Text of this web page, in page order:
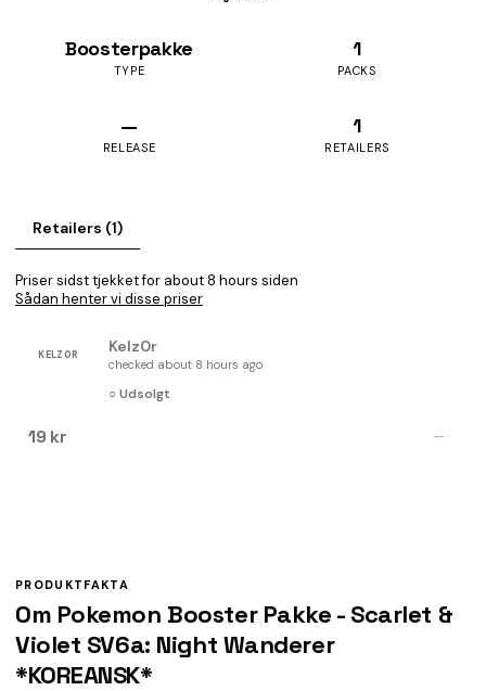
Boosterpakke
TYPE
1
PACKS
—
RELEASE
1
RETAILERS
Retailers (1)
Priser sidst tjekket for about 8 hours siden
Sådan henter vi disse priser
KELZ0R Kelz0r
checked about 8 hours ago
○ Udsolgt
19 kr —
PRODUKTFAKTA
Om Pokemon Booster Pakke - Scarlet &
Violet SV6a: Night Wanderer
*KOREANSK*